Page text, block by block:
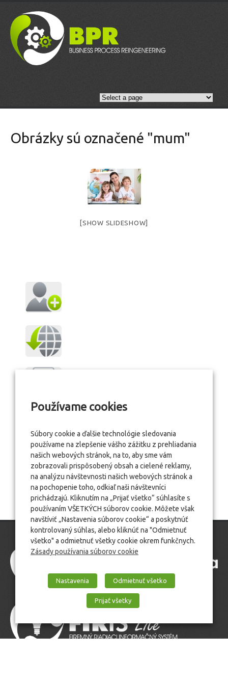
Obrázky sú označené "mum"
[SHOW SLIDESHOW]
Používame cookies
Súbory cookie a ďalšie technológie sledovania
používame na zlepšenie vášho zážitku z prehliadania
našich webových stránok, na to, aby sme vám
zobrazovali prispôsobený obsah a cielené reklamy,
na analýzu návštevnosti našich webových stránok a
na pochopenie toho, odkiaľ naši návštevníci
prichádzajú. Kliknutím na „Prijať všetko“ súhlasíte s
používaním VŠETKÝCH súborov cookie. Môžete však
navštíviť „Nastavenia súborov cookie“ a poskytnúť
kontrolovaný súhlas, alebo kliknúť na "Odmietnuť
všetko" a odmietnuť všetky cookie okrem funkčnych.
Zásady používania súborov cookie
Nastavenia Odmietnuť všetko
Prijať všetky